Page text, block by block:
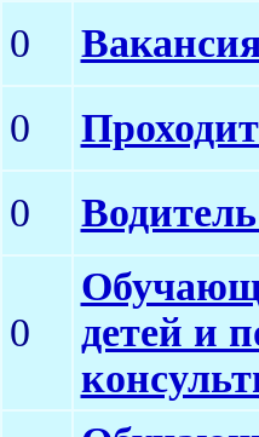
0
0
0
0
детей и